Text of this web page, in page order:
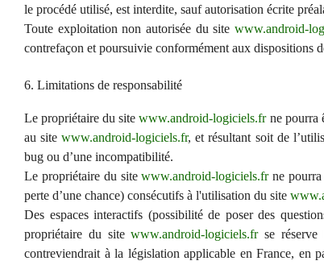
le procédé utilisé, est interdite, sauf autorisation écrite
Toute exploitation non autorisée du sitewww.android-
contrefaçon et poursuivie conformément aux dispositions
6. Limitations de responsabilité
Le propriétaire du sitewww.android-logiciels.frne pourra
au sitewww.android-logiciels.fr, et résultant soit de
bug ou d’une incompatibilité.
Le propriétaire du sitewww.android-logiciels.frne pourra
perte d’une chance) consécutifs à l'utilisation du site
Des espaces interactifs (possibilité de poser des
propriétaire du sitewww.android-logiciels.frse réserve
contreviendrait à la législation applicable en France, en